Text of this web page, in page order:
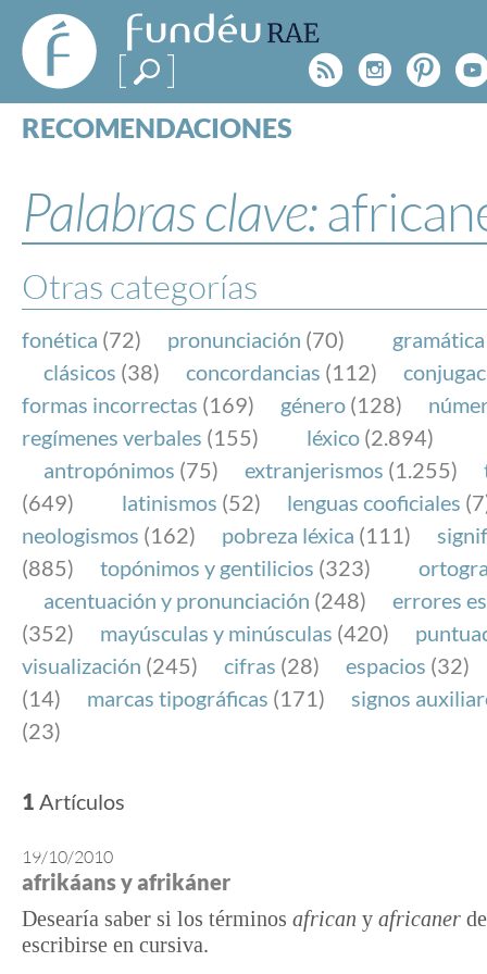
FundéuRAE
- Fundación
del Español
Urgente
Rss
RECOMENDACIONES
ESPECIALES
BLOG
NOTICIAS
SOBRE LA FUNDÉURAE
FundéuRAE es una fundación patrocinada por la
y la Real Academia Española, cuyo objetivo es
el buen uso del español en los medios de
Internet.
Palabras clave:
Otras categorías
fonética (72) pronunciación (70) gramática
clásicos (38) concordancias (112)
formas incorrectas (169) género (128)
regímenes verbales (155) léxico (2.894)
antropónimos (75) extranjerismos (1.255)
(649)
latinismos (52) lenguas cooficiales
neologismos (162) pobreza léxica (111)
(885)
topónimos y gentilicios (323)
acentuación y pronunciación (248)
errores
(352)
mayúsculas y minúsculas (420)
visualización (245) cifras (28) espacios (32)
(14)
marcas tipográficas (171)
signos
(23)
1 Artículos
19/10/2010
afrikáans y afrikáner
Desearía saber si los términos african y africaner
escribirse en cursiva.